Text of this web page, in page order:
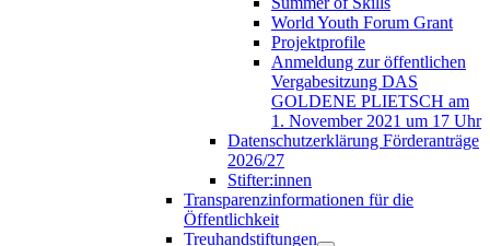
World Youth Forum Grant
Projektprofile
Anmeldung zur öffentlichen
Vergabesitzung DAS
GOLDENE PLIETSCH am
1. November 2021 um 17 Uhr
Datenschutzerklärung Förderanträge
2026/27
Stifter:innen
Transparenzinformationen für die
Öffentlichkeit
Treuhandstiftungen